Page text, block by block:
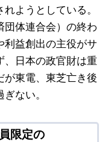
ようとしている。
団体連合会）の終わ
利益創出の主役がサ
、日本の政官財は重
が東電、東芝亡き後
ない。
限定の